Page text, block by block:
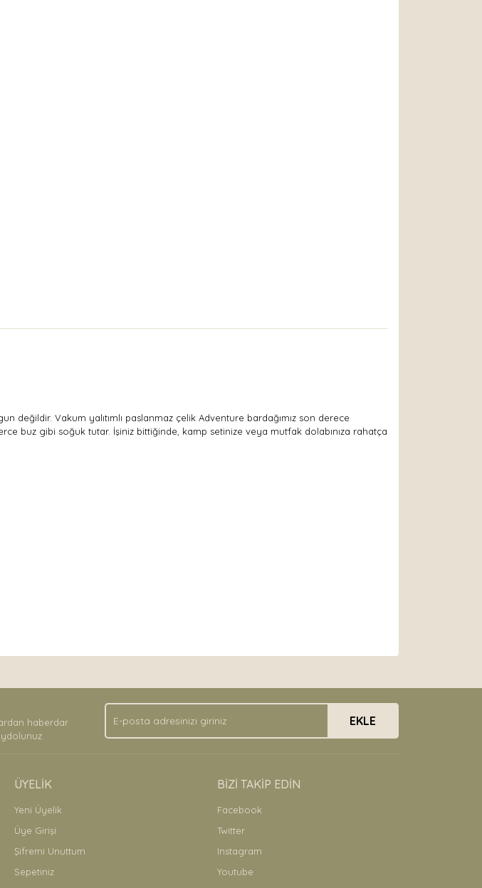
değildir. Vakum yalıtımlı paslanmaz çelik Adventure bardağımız son derece
buz gibi soğuk tutar. İşiniz bittiğinde, kamp setinize veya mutfak dolabınıza rahatça
haberdar
EKLE
ÜYELİK
Yeni Üyelik
Üye Girişi
Şifremi Unuttum
Sepetiniz
BİZİ TAKİP EDİN
Facebook
Twitter
Instagram
Youtube